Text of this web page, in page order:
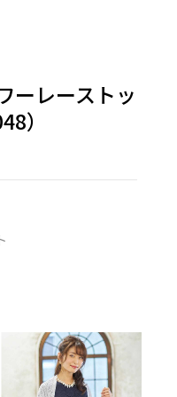
ーレーストッ
）